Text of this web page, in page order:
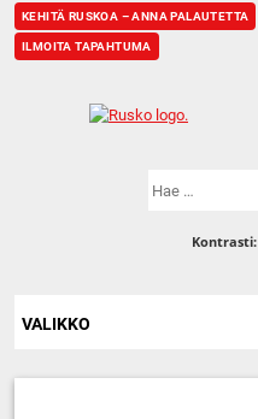
KEHITÄ RUSKOA – ANNA PALAUTETTA
ILMOITA TAPAHTUMA
Hae:
Kontrasti:
VALIKKO